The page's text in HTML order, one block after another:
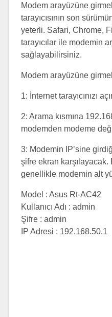
Modem arayüzüne
tarayıcısının son
yeterli. Safari, Chrome,
tarayıcılar ile modemin
sağlayabilirsiniz.
Modem arayüzüne
1: İnternet tarayıcınızı
2: Arama kısmına
modemden modeme
3: Modemin IP’sine
şifre ekran karşılayacak.
genellikle modemin alt
Model : Asus Rt-AC42
Kullanıcı Adı : admin
Şifre : admin
IP Adresi : 192.168.50.1